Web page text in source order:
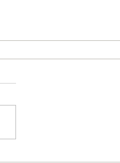
dentro de un